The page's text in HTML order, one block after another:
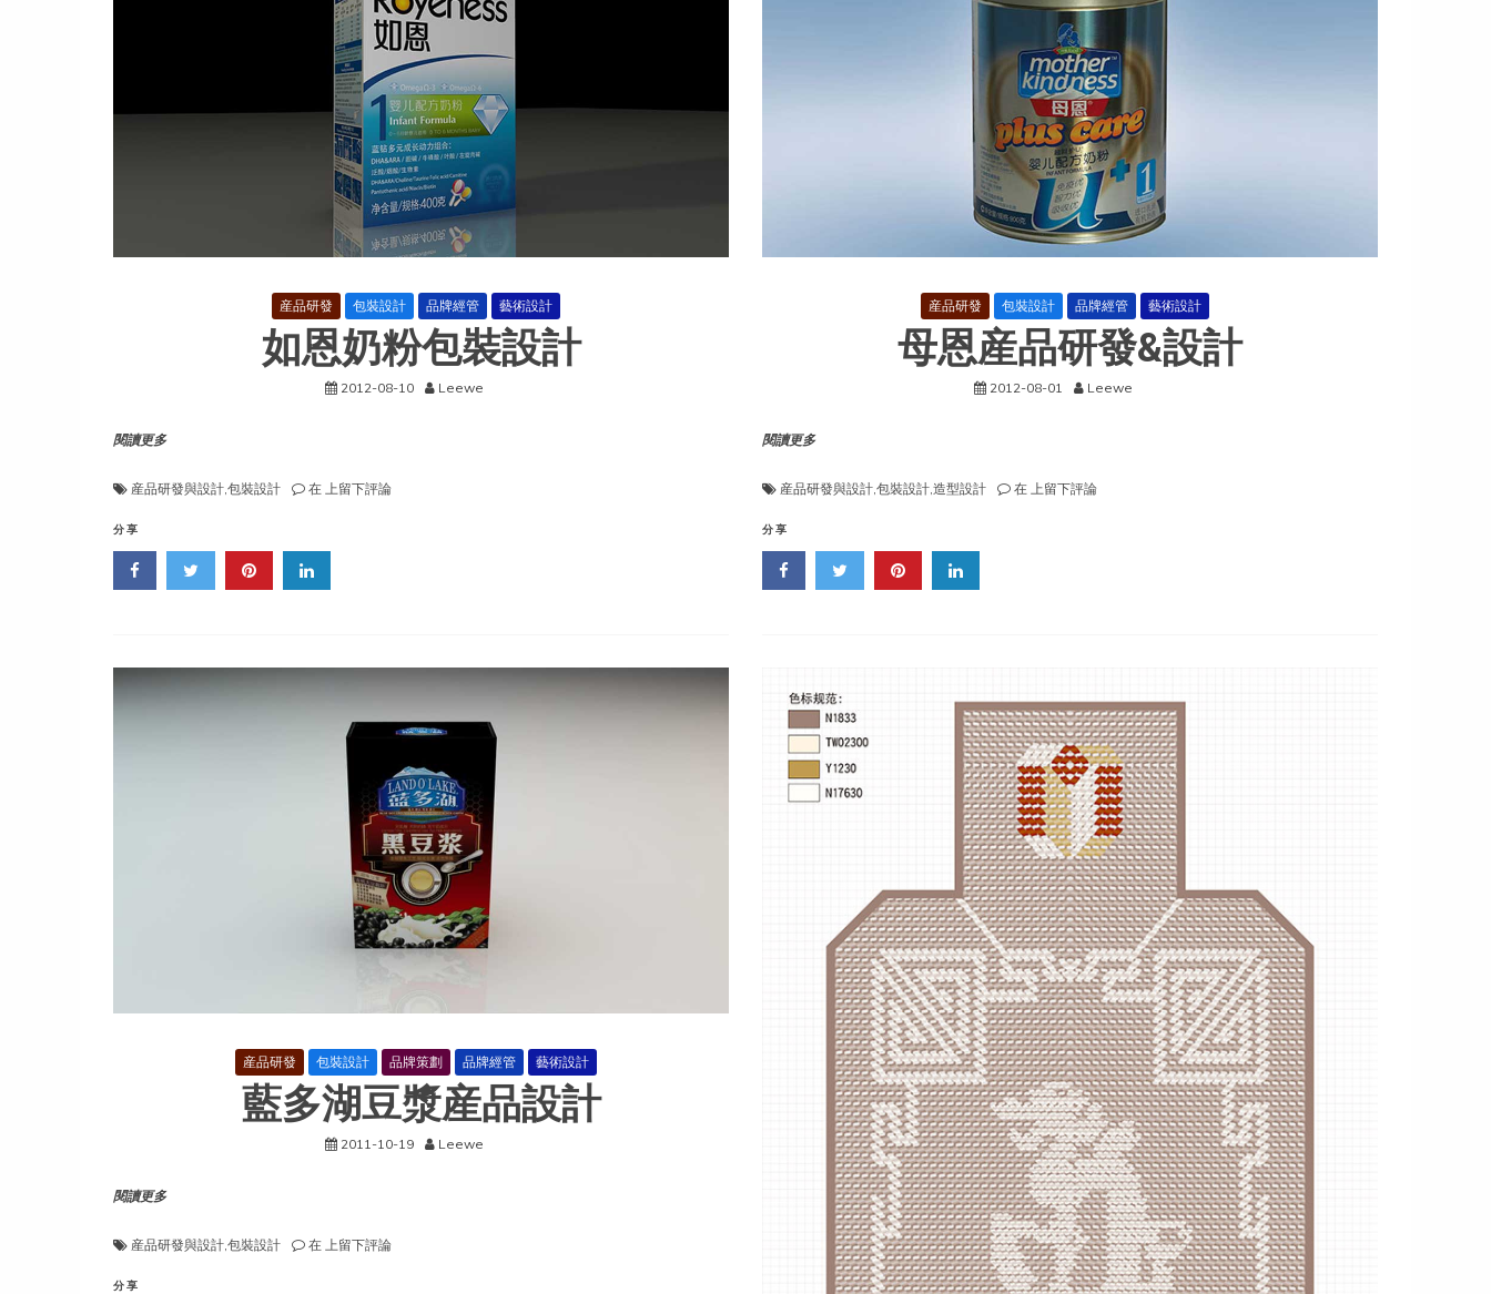
華》
包
裝
産品研發 包裝設計 品牌經管 藝術設計
如恩奶粉包裝設計
2012-08-10 Leewe
閱讀更多
産品研發與設計,包裝設計 在 如
粉
裝
上留下評論
分享
産品研發 包裝設計 品牌經管 藝術設計
母恩産品研發&設計
2012-08-01 Leewe
閱讀更多
産品研發與設計,包裝設計,造型設計 在 母
上留下評論
分享
産品研發 包裝設計 品牌策劃 品牌經管 藝術設計
藍多湖豆漿産品設計
2011-10-19 Leewe
閱讀更多
産品研發與設計,包裝設計 在 藍
上留下評論
分享